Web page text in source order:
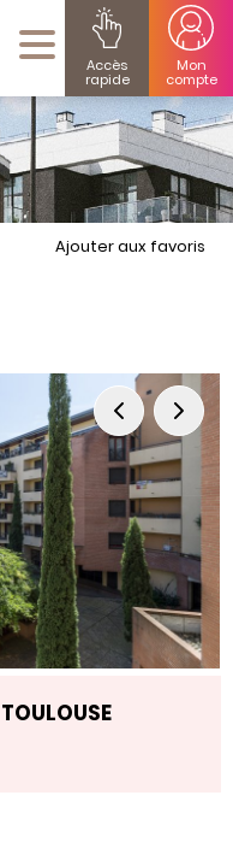
Accès
rapide
Mon
compte
Ajouter aux favoris